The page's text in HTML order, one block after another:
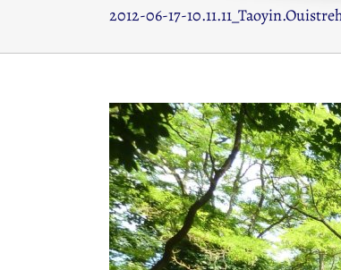
2012-06-17-